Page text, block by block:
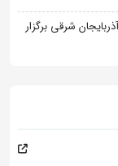
نوجوانان از 17 مرداد در آذربایجان شرقی برگزار